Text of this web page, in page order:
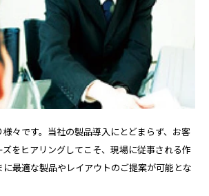
々です。当社の製品導入にとどまらず、お客
をヒアリングしてこそ、現場に従事される作
最適な製品やレイアウトのご提案が可能とな